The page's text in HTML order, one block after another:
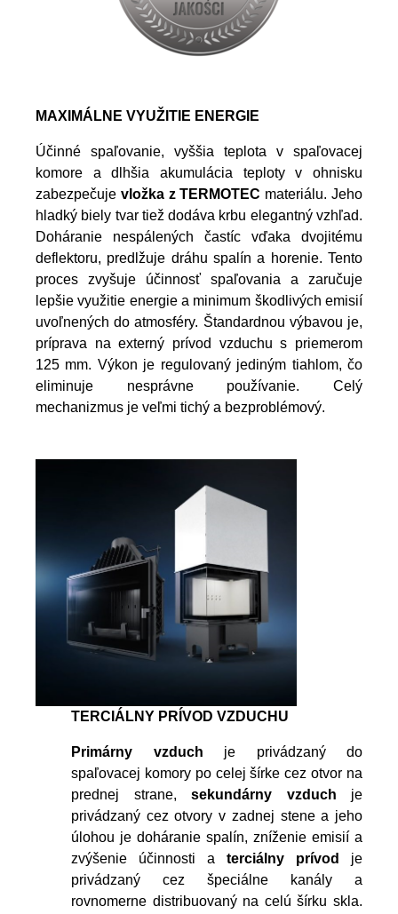
MAXIMÁLNE VYUŽITIE ENERGIE
Účinné spaľovanie, vyššia teplota v spaľovacej
komore a dlhšia akumulácia teploty v ohnisku
zabezpečuje vložka z TERMOTEC materiálu. Jeho
hladký biely tvar tiež dodáva krbu elegantný vzhľad.
Doháranie nespálených častíc vďaka dvojitému
deflektoru, predlžuje dráhu spalín a horenie. Tento
proces zvyšuje účinnosť spaľovania a zaručuje
lepšie využitie energie a minimum škodlivých emisií
uvoľnených do atmosféry. Štandardnou výbavou je,
príprava na externý prívod vzduchu s priemerom
125 mm. Výkon je regulovaný jediným tiahlom, čo
eliminuje nesprávne používanie. Celý
mechanizmus je veľmi tichý a bezproblémový.
TERCIÁLNY PRÍVOD VZDUCHU
Primárny vzduch je privádzaný do
spaľovacej komory po celej šírke cez otvor na
prednej strane, sekundárny vzduch je
privádzaný cez otvory v zadnej stene a jeho
úlohou je doháranie spalín, zníženie emisií a
zvýšenie účinnosti a
terciálny prívod je
privádzaný cez špeciálne kanály a
rovnomerne distribuovaný na celú šírku skla.